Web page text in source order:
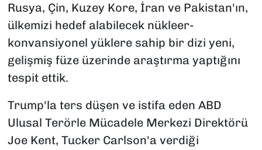
Rusya, Çin, Kuzey Kore, İran ve Pakistan'ın,
ülkemizi hedef alabilecek nükleer-
konvansiyonel yüklere sahip bir dizi yeni,
gelişmiş füze üzerinde araştırma yaptığını
tespit ettik.
Trump'la ters düşen ve istifa eden ABD
Ulusal Terörle Mücadele Merkezi Direktörü
Joe Kent, Tucker Carlson'a verdiği